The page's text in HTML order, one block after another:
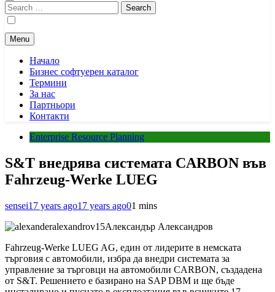
Search
for:
Menu
Начало
Бизнес софтуерен каталог
Термини
За нас
Партньори
Контакти
Enterprise Resource Planning
S&T внедрява системата CARBON във
Fahrzeug-Werke LUEG
sensei17 years ago17 years ago01 mins
Александър Александров
Fahrzeug-Werke LUEG AG, един от лидерите в немската
търговия с автомобили, избра да внедри системата за
управление за търговци на автомобили CARBON, създадена
от S&T. Решението е базирано на SAP DBM и ще бъде